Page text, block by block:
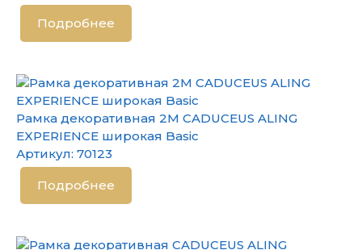
Подробнее
Рамка декоративная 2М CADUCEUS ALING
EXPERIENCE широкая Basic
Артикул: 70123
Подробнее